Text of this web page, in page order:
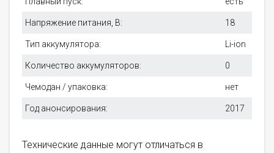
Напряжение питания, В: 18
Тип аккумулятора: Li-ion
Количество аккумуляторов: 0
Чемодан / упаковка: нет
Год анонсирования: 2017
Технические данные могут отличаться в